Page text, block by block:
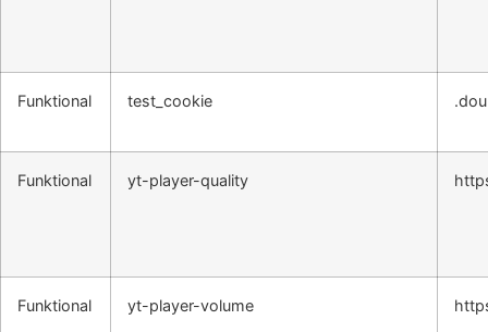
Funktional test_cookie
Funktional yt-player-quality
Funktional yt-player-volume